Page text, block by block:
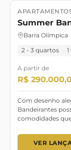
Lançamento
Summer
Barra Olímpica
2 - 3 quartos
A partir de
R$
Com desenho
Bandeirantes
comodidades
VER